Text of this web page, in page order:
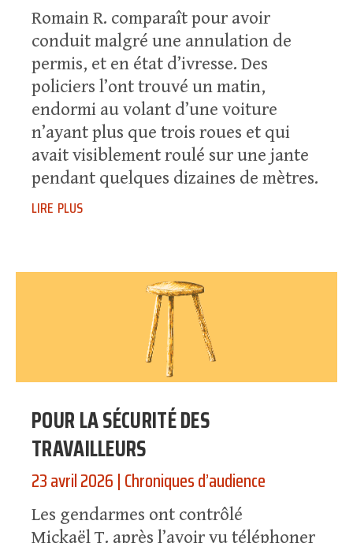
Romain R. comparaît pour avoir
conduit malgré une annulation de
permis, et en état d’ivresse. Des
policiers l’ont trouvé un matin,
endormi au volant d’une voiture
n’ayant plus que trois roues et qui
avait visiblement roulé sur une jante
pendant quelques dizaines de mètres.
lire plus
POUR LA SÉCURITÉ DES
TRAVAILLEURS
23 avril 2026|Chroniques d’audience
Les gendarmes ont contrôlé
Mickaël T. après l’avoir vu téléphoner